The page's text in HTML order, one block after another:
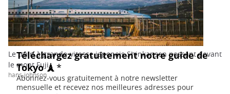
Le train à grande vitesse japonais Shinkansen passant devant
le mont Fuji
hans-johnson